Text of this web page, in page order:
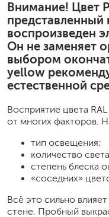
Внимание! Цвет
представленный
воспроизведен
Он не заменяет
выбором
yellow
естественной
Восприятие цвета
от многих факторов.
тип освещения;
количество
степень блеска
«соседних»
Всё это сильно
стене. Пробный